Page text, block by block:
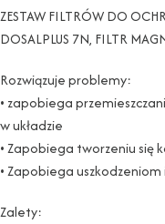
ZESTAW FILTRÓW DO
DOSALPLUS 7N, FILTR
Rozwiązuje problemy:
• zapobiega
w układzie
• Zapobiega tworzeniu się
• Zapobiega
Zalety: